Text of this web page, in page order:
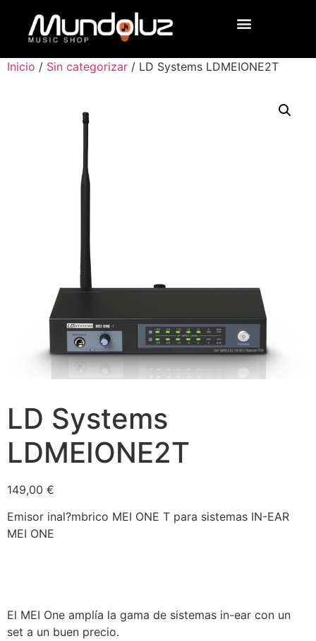
Inicio / Sin categorizar / LD Systems LDMEIONE2T
LD Systems
LDMEIONE2T
149,00 €
Emisor inal?mbrico MEI ONE T para sistemas IN-EAR
MEI ONE
El MEI One amplía la gama de sistemas in-ear con un
set a un buen precio.